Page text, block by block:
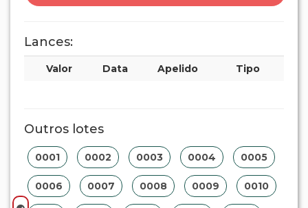
Lances:
Valor Data Apelido Tipo
Outros lotes
0001 0002 0003 0004 0005
0006 0007 0008 0009 0010